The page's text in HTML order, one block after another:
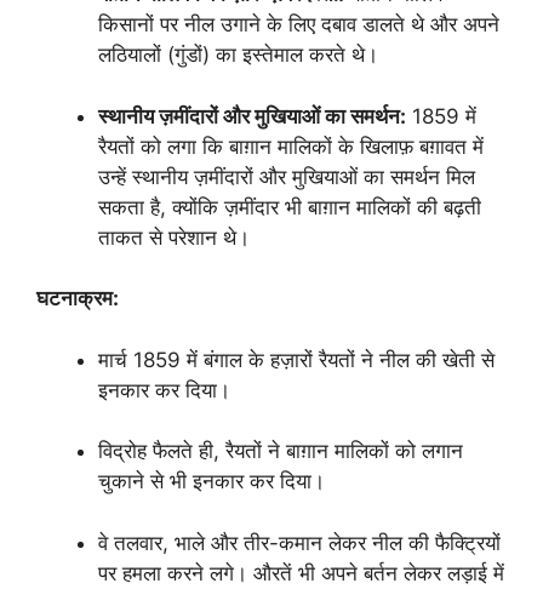
किसानों पर नील उगाने के लिए दबाव डालते थे और अपने
लठियालों (गुंडों) का इस्तेमाल करते थे।
स्थानीय ज़मींदारों और मुखियाओं का समर्थन: 1859 में
रैयतों को लगा कि बाग़ान मालिकों के खिलाफ़ बग़ावत में
उन्हें स्थानीय ज़मींदारों और मुखियाओं का समर्थन मिल
सकता है, क्योंकि ज़मींदार भी बाग़ान मालिकों की बढ़ती
ताकत से परेशान थे।
घटनाक्रम:
मार्च 1859 में बंगाल के हज़ारों रैयतों ने नील की खेती से
इनकार कर दिया।
विद्रोह फैलते ही, रैयतों ने बाग़ान मालिकों को लगान
चुकाने से भी इनकार कर दिया।
वे तलवार, भाले और तीर-कमान लेकर नील की फैक्ट्रियों
पर हमला करने लगे। औरतें भी अपने बर्तन लेकर लड़ाई में